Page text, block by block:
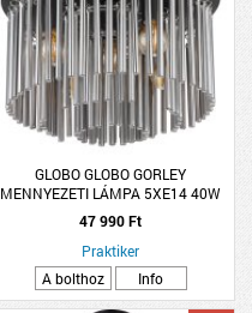
GLOBO GLOBO GORLEY
MENNYEZETI LÁMPA 5XE14 40W
IP20 32X23CM MATT FEKETE-
ÜVEGRUDAK FÜSTSZÍN
47 990 Ft
Praktiker
A bolthoz
Info